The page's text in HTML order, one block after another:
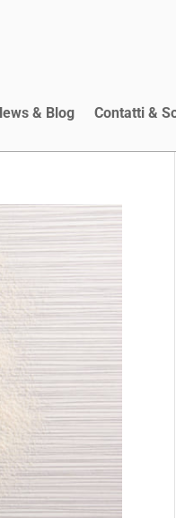
& Blog Contatti &